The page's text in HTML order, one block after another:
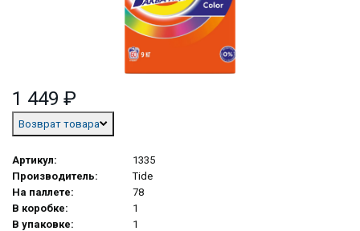
1 449 ₽
Возврат товара
Артикул:
1335
Производитель:
Тide
На паллете:
78
В коробке:
1
В упаковке:
1